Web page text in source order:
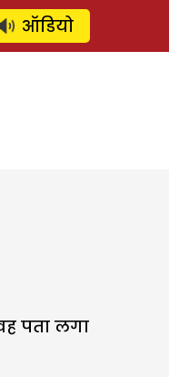
ऑडियो
पता लगा